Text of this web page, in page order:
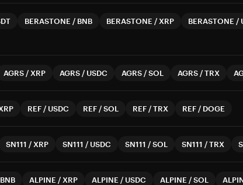
BERASTONE / BNB BERASTONE / XRP BERASTONE /
AGRS / XRP AGRS / USDC AGRS /SOL AGRS /TRX
REF / USDC REF /SOL REF /TRX REF / DOGE
SN111 / XRP SN111 / USDC SN111 /SOL SN111 /TRX
BNB ALPINE / XRP ALPINE / USDC ALPINE /SOL